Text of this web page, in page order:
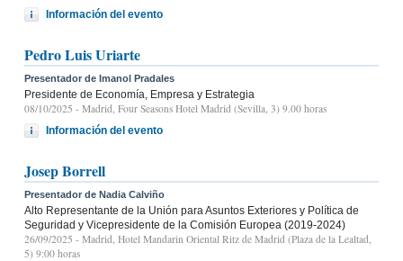
Información del evento
Pedro Luis Uriarte
Presentador de Imanol Pradales
Presidente de Economía, Empresa y Estrategia
08/10/2025 - Madrid, Four Seasons Hotel Madrid (Sevilla, 3) 9.00 horas
Información del evento
Josep Borrell
Presentador de Nadia Calviño
Alto Representante de la Unión para Asuntos Exteriores y Política de
Seguridad y Vicepresidente de la Comisión Europea (2019-2024)
26/09/2025 - Madrid, Hotel Mandarin Oriental Ritz de Madrid (Plaza de la Lealtad,
5) 9:00 horas